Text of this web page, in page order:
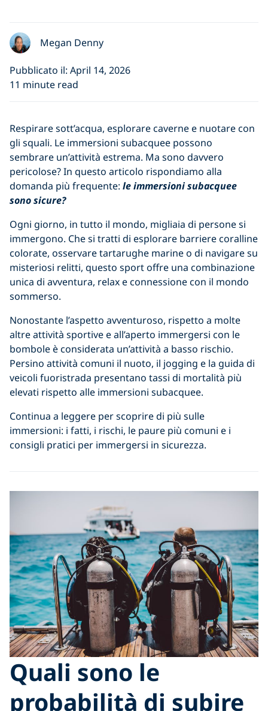
Megan Denny
Pubblicato il: April 14, 2026
11 minute read
Respirare sott’acqua, esplorare caverne e nuotare con
gli squali. Le immersioni subacquee possono
sembrare un’attività estrema. Ma sono davvero
pericolose? In questo articolo rispondiamo alla
domanda più frequente: le immersioni subacquee
sono sicure?
Ogni giorno, in tutto il mondo, migliaia di persone si
immergono. Che si tratti di esplorare barriere coralline
colorate, osservare tartarughe marine o di navigare su
misteriosi relitti, questo sport offre una combinazione
unica di avventura, relax e connessione con il mondo
sommerso.
Nonostante l’aspetto avventuroso, rispetto a molte
altre attività sportive e all’aperto immergersi con le
bombole è considerata un’attività a basso rischio.
Persino attività comuni il nuoto, il jogging e la guida di
veicoli fuoristrada presentano tassi di mortalità più
elevati rispetto alle immersioni subacquee.
Continua a leggere per scoprire di più sulle
immersioni: i fatti, i rischi, le paure più comuni e i
consigli pratici per immergersi in sicurezza.
Quali sono le
probabilità di subire